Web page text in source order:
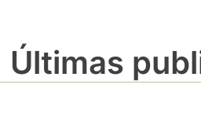
Últimas